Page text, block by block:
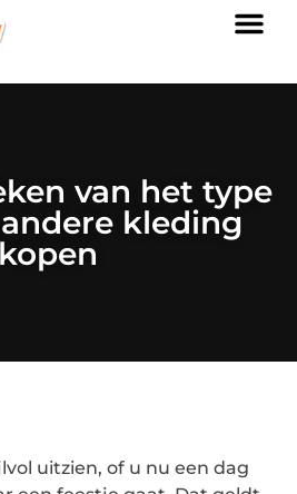
van het type
kleding
kopen
uitzien, of u nu een dag